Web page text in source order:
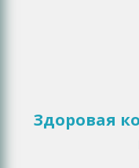
Здоровая